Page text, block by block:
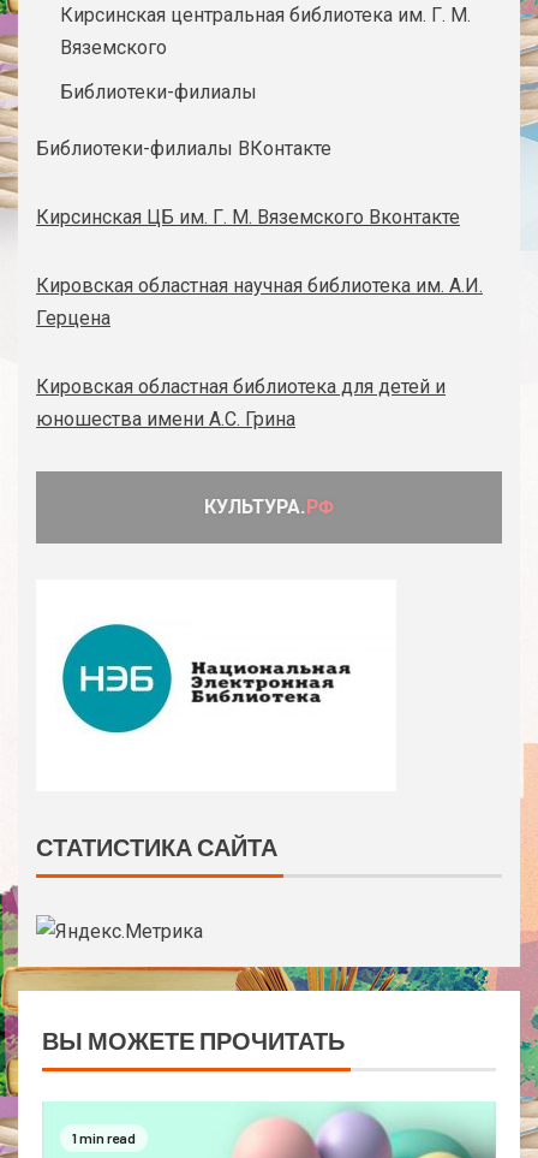
Кирсинская центральная библиотека им. Г. М.
Вяземского
Библиотеки-филиалы
Библиотеки-филиалы ВКонтакте
Кирсинская ЦБ им. Г. М. Вяземского Вконтакте
Кировская областная научная библиотека им. А.И.
Герцена
Кировская областная библиотека для детей и
юношества имени А.С. Грина
СТАТИСТИКА САЙТА
ВЫ МОЖЕТЕ ПРОЧИТАТЬ
1 min read